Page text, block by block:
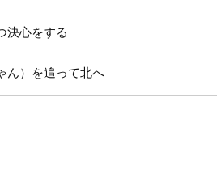
決心をする
ん）を追って北へ